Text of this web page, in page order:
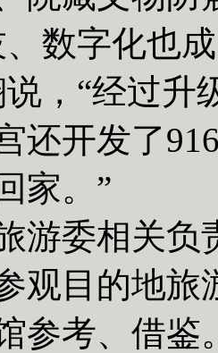
数字化也
，“经过升
还开发了
家。”
委相关负
观目的地旅
参考、借鉴